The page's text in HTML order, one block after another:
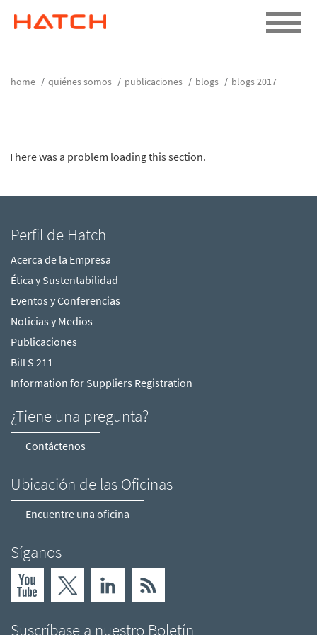
home quiénes somos publicaciones blogs blogs 2017
There was a problem loading this section.
Perfil de Hatch
Acerca de la Empresa
Ética y Sustentabilidad
Eventos y Conferencias
Noticias y Medios
Publicaciones
Bill S 211
Information for Suppliers Registration
¿Tiene una pregunta?
Contáctenos
Ubicación de las Oficinas
Encuentre una oficina
Síganos
Suscríbase a nuestro Boletín